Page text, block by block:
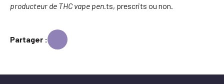
producteur de THC vape pen.ts, prescrits ou non.
Partager :